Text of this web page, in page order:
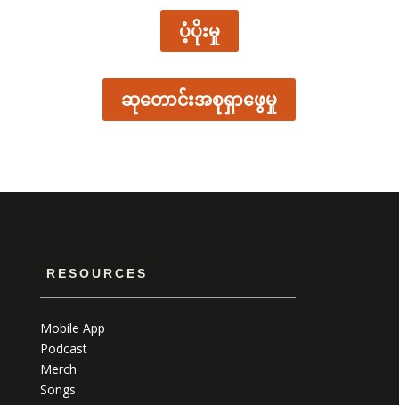
ပံ့ပိုးမှု
ဆုတောင်းအစုရှာဖွေမှု
RESOURCES
Mobile App
Podcast
Merch
Songs